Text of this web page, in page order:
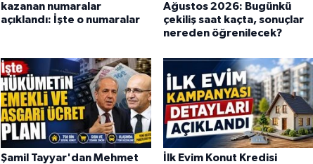
kazanan numaralar
açıklandı: İşte o numaralar
Ağustos 2026: Bugünkü
çekiliş saat kaçta, sonuçlar
nereden öğrenilecek?
Şamil Tayyar'dan Mehmet
İlk Evim Konut Kredisi